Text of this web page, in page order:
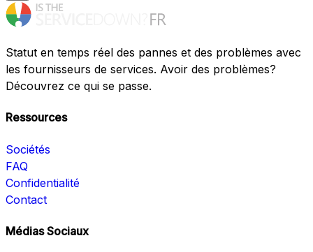
Statut en temps réel des pannes et des problèmes avec
les fournisseurs de services. Avoir des problèmes?
Découvrez ce qui se passe.
Ressources
Sociétés
FAQ
Confidentialité
Contact
Médias Sociaux